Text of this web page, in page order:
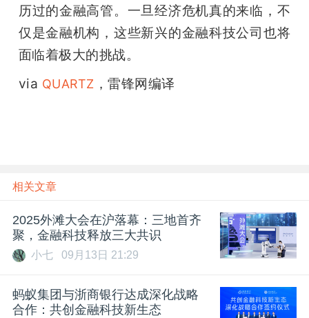
历过的金融高管。一旦经济危机真的来临，不
仅是金融机构，这些新兴的金融科技公司也将
面临着极大的挑战。
via QUARTZ ，雷锋网编译
相关文章
2025外滩大会在沪落幕：三地首齐
聚，金融科技释放三大共识
小七 09月13日 21:29
蚂蚁集团与浙商银行达成深化战略
合作：共创金融科技新生态